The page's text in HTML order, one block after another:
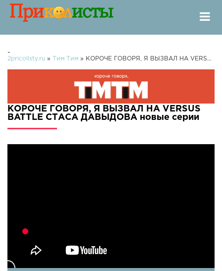
-
2pricolisty.ru » Tим Тим » КОРОЧЕ ГОВОРЯ, Я ВЫЗВАЛ НА VERSUS BATTLE СТАСА ДАВЫДОВА
КОРОЧЕ ГОВОРЯ, Я ВЫЗВАЛ НА VERSUS
BATTLE СТАСА ДАВЫДОВА новые серии